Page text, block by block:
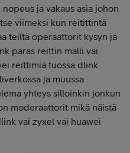
ja vakaus asia johon
viimeksi kun reitittintä
teiltä operaattorit kysyn ja
paras reittin malli vai
reittimiä tuossa dlink
ja muussa
yhteys silloinkin jonkun
moderaattorit mikä näistä
vai zyxel vai huawei